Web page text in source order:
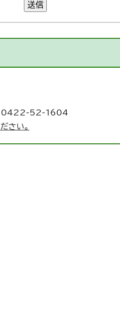
送信
0422-52-1604
さい。